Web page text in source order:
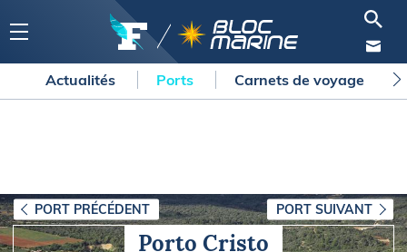
Actualités Ports Carnets de voyage
PORT PRÉCÉDENT PORT SUIVANT
Porto Cristo